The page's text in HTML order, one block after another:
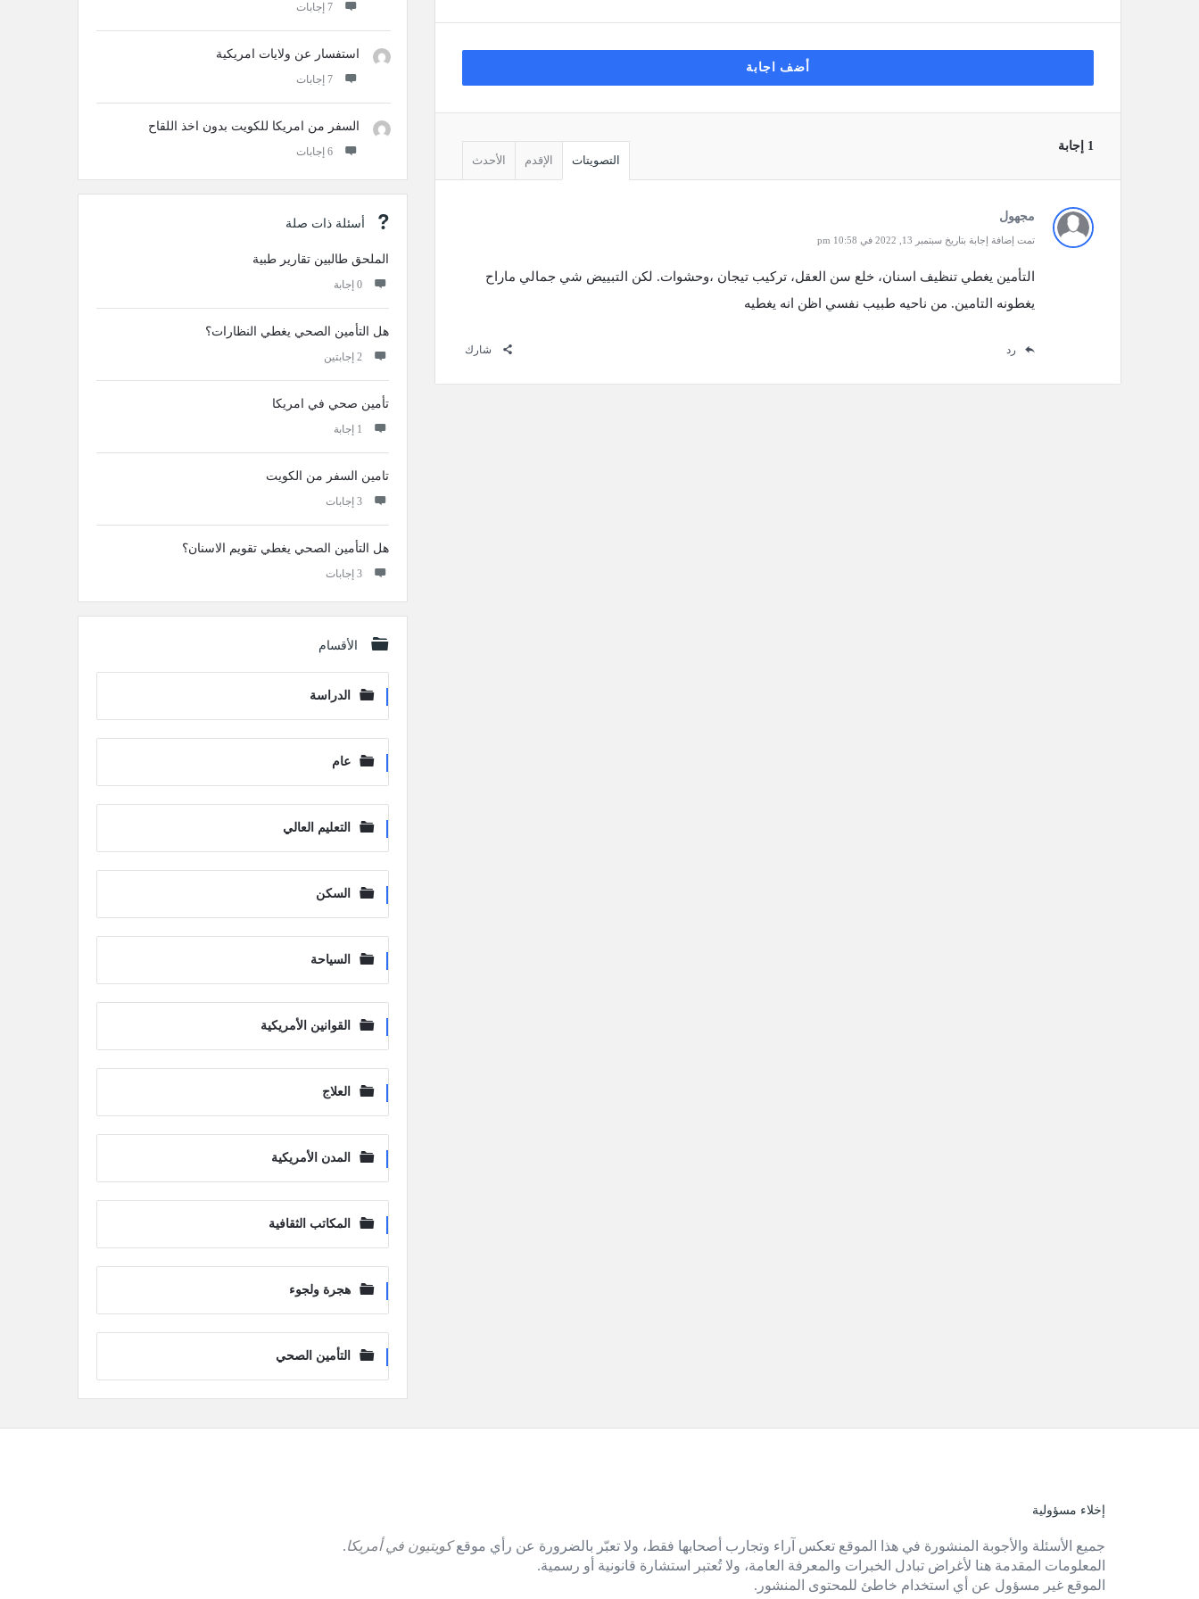
أضف اجابة
‫1 إجابة
التصويتات
الإقدم الأحدث
مجهول
تمت إضافة إجابة بتاريخ سبتمبر 13, 2022 في 10:58 pm
التأمين يغطي تنظيف اسنان، خلع سن العقل، تركيب تيجان ،وحشوات. لكن التبييض شي جمالي ماراح
يغطونه التامين. من ناحيه طبيب نفسي اظن انه يغطيه
رد شارك
‫7 إجابات
استفسار عن ولايات امريكية
‫7 إجابات
السفر من امريكا للكويت بدون اخذ اللقاح
‫6 إجابات
أسئلة ذات صلة
الملحق طالبين تقارير طبية
‫0 إجابة
هل التأمين الصحي يغطي النظارات؟
‫2 إجابتين
تأمين صحي في امريكا
‫1 إجابة
تامين السفر من الكويت
‫3 إجابات
هل التأمين الصحي يغطي تقويم الاسنان؟
‫3 إجابات
الأقسام
الدراسة
عام
التعليم العالي
السكن
السياحة
القوانين الأمريكية
العلاج
المدن الأمريكية
المكاتب الثقافية
هجرة ولجوء
التأمين الصحي
الفوترإخلاء مسؤولية
جميع الأسئلة والأجوبة المنشورة في هذا الموقع تعكس آراء وتجارب أصحابها فقط، ولا تعبّر بالضرورة عن رأي موقعكويتيون في أمريكا.
المعلومات المقدمة هنا لأغراض تبادل الخبرات والمعرفة العامة، ولا تُعتبر استشارة قانونية أو رسمية.
الموقع غير مسؤول عن أي استخدام خاطئ للمحتوى المنشور.